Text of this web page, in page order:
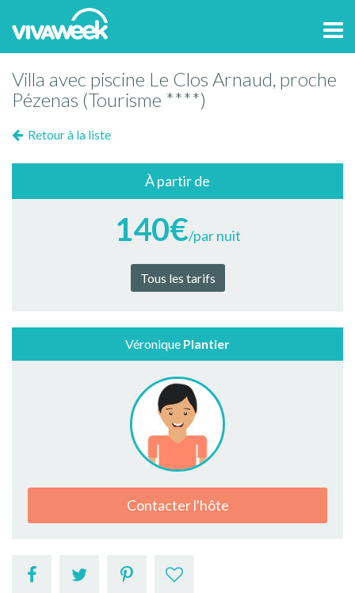
Villa avec piscine Le Clos Arnaud, proche
Pézenas (Tourisme ****)
Retour à la liste
À partir de
140€/par nuit
Tous les tarifs
Véronique Plantier
Contacter l'hôte